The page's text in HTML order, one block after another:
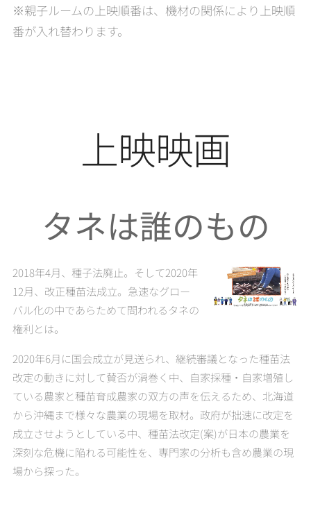
※親子ルームの上映順番は、機材の関係により上映順
番が入れ替わります。
上映映画
タネは誰のもの
2018年4月、種子法廃止。そして2020年
12月、改正種苗法成立。急速なグロー
バル化の中であらためて問われるタネの
権利とは。
2020年6月に国会成立が見送られ、継続審議となった種苗法
改定の動きに対して賛否が渦巻く中、自家採種・自家増殖し
ている農家と種苗育成農家の双方の声を伝えるため、北海道
から沖縄まで様々な農業の現場を取材。政府が拙速に改定を
成立させようとしている中、種苗法改定(案)が日本の農業を
深刻な危機に陥れる可能性を、専門家の分析も含め農業の現
場から探った。